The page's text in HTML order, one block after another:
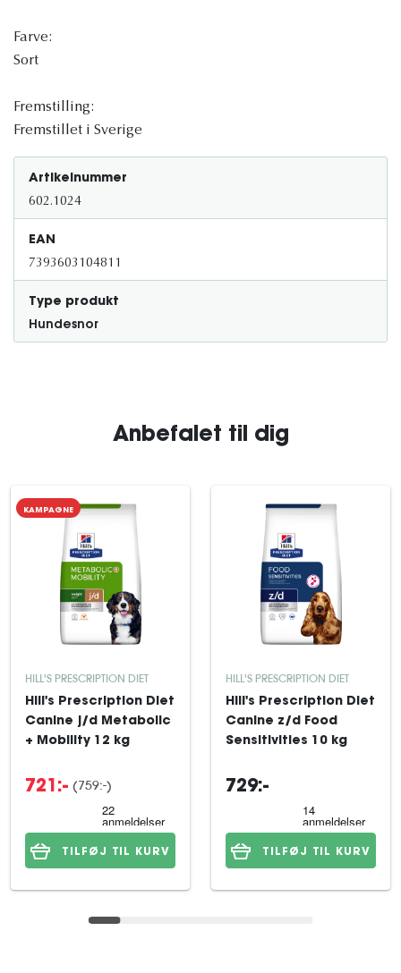
Farve:
Sort
Fremstilling:
Fremstillet i Sverige
Artikelnummer
602.1024
EAN
7393603104811
Type produkt
Hundesnor
Anbefalet til dig
KAMPAGNE
HILL'S PRESCRIPTION DIET
Hill's Prescription Diet
Canine j/d Metabolic
+ Mobility 12 kg
721:- (759:-)
TILFØJ TIL KURV
HILL'S PRESCRIPTION DIET
Hill's Prescription Diet
Canine z/d Food
Sensitivities 10 kg
729:-
TILFØJ TIL KURV